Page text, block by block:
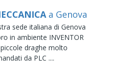
a Genova
sede italiana di Genova
in ambiente INVENTOR
draghe molto
da PLC ....